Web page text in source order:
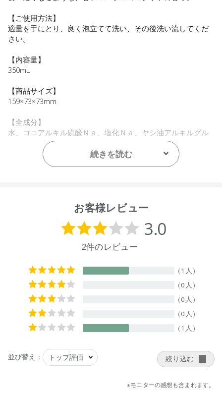
【ご使用方法】
適量を手にとり、良く泡立てて洗い、その後洗い流してくだ
さい。
【内容量】
350mL
【商品サイズ】
159×73×73mm
【全成分】
水、ココアルキル硫酸Ｎａ、塩化Ｎａ、ヤシ油アルキルグル
コシド、デシルグルコシド、ラウロアンホ酢酸Ｎａ、ベタイ
ン、ニューサイランエキス、グリセリン、シア脂、加水分解
ホホバエステル、ヒドロキシプロピルグアーヒドロキシプロ
【メーカー品番】
店舗でお問い合わせの際には、下記品番をお伝え下さい。
【店舗発売日】
ecostore 2025/6
CosmeKitchen 2025/6/18
Biople 2025/6/18
※店舗での取り扱いや詳しい在庫状況につきましては、各店舗
※発売日は予告なく変更する可能性がございます。予めご了承
ください。
※通常はご注文より１～３営業日での発送となります。
続きを読む
お客様レビュー